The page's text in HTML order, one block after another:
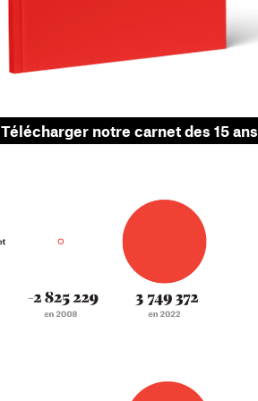
Télécharger notre carnet des 15 ans